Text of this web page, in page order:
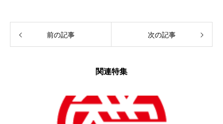
前の記事 次の記事
関連特集